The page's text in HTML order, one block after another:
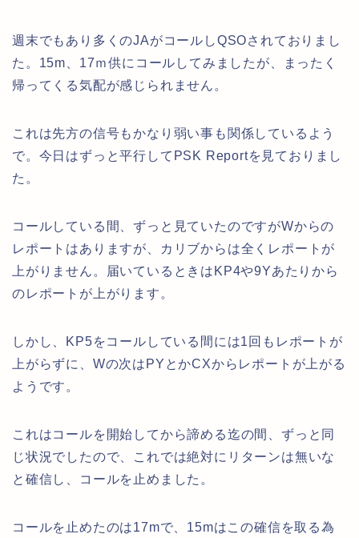
週末でもあり多くのJAがコールしQSOされておりまし
た。15m、17ｍ供にコールしてみましたが、まったく
帰ってくる気配が感じられません。
これは先方の信号もかなり弱い事も関係しているよう
で。今日はずっと平行してPSK Reportを見ておりまし
た。
コールしている間、ずっと見ていたのですがWからの
レポートはありますが、カリブからは全くレポートが
上がりません。届いているときはKP4や9Yあたりから
のレポートが上がります。
しかし、KP5をコールしている間には1回もレポートが
上がらずに、Wの次はPYとかCXからレポートが上がる
ようです。
これはコールを開始してから諦める迄の間、ずっと同
じ状況でしたので、これでは絶対にリターンは無いな
と確信し、コールを止めました。
コールを止めたのは17mで、15mはこの確信を取る為